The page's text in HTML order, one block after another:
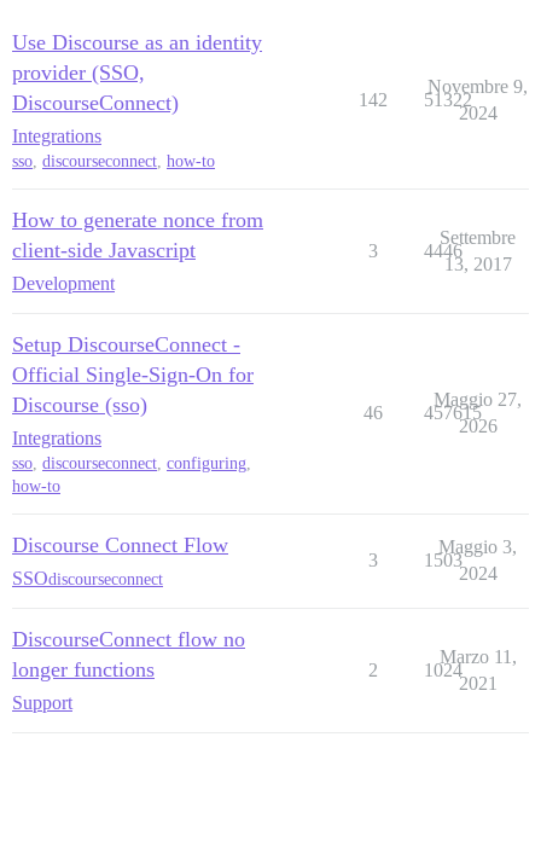
Use Discourse as an identity
provider (SSO,
DiscourseConnect)
Integrations
sso, discourseconnect, how-to
142 51322
Novembre 9,
2024
How to generate nonce from
client-side Javascript
Development
3 4446
Settembre
13, 2017
Setup DiscourseConnect -
Official Single-Sign-On for
Discourse (sso)
Integrations
sso, discourseconnect, configuring,
how-to
46 457615
Maggio 27,
2026
Discourse Connect Flow
SSOdiscourseconnect
3 1503
Maggio 3,
2024
DiscourseConnect flow no
longer functions
Support
2 1024
Marzo 11,
2021